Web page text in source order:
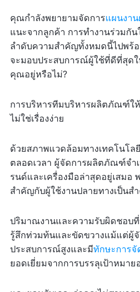
คุณกำลังพยายามจัดการแผนงา
แนะจากลูกค้า การทำงานร่วมกั
ลำดับความสำคัญทั้งหมดนี้ไปพร้
จะมอบประสบการณ์ผู้ใช้ที่ดีที่สุด
คุณอยู่หรือไม่?
การบริหารทีมบริหารผลิตภัณฑ์ให้
ไม่ใช่เรื่องง่าย
ด้วยสภาพแวดล้อมทางเทคโนโล
ตลอดเวลา ผู้จัดการผลิตภัณฑ์จำ
รนด์และเครื่องมือล่าสุดอยู่เสมอ
สำคัญกับผู้ใช้งานปลายทางเป็นส
ปริมาณงานและความรับผิดชอบ
รู้สึกท่วมท้นและขัดขวางแม้แต่ผู้
ประสบการณ์สูงและมีทักษะการ
ยอดเยี่ยมจากการบรรลุเป้าหมา